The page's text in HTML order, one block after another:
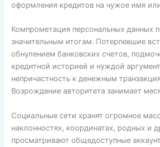
оформления кредитов на чужое имя
Компрометация персональных данных
значительным итогам. Потерпевшие
обнулением банковских счетов,
кредитной историей и нуждой
непричастность к денежным
Возрождение авторитета занимает
Социальные сети хранят огромное
наклонностях, координатах, родных и
просматривают общедоступные